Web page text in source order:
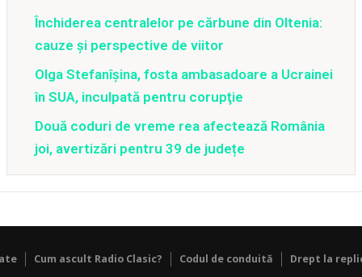
Închiderea centralelor pe cărbune din Oltenia:
cauze și perspective de viitor
Olga Stefanîşina, fosta ambasadoare a Ucrainei
în SUA, inculpată pentru corupţie
Două coduri de vreme rea afectează România
joi, avertizări pentru 39 de județe
Cum ascult Radio Clasic? Codul de conduită Drept la